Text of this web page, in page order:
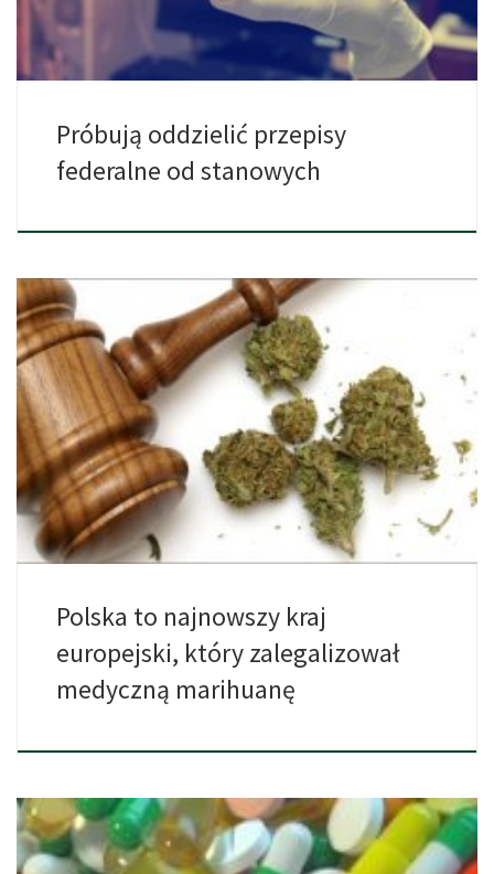
Próbują oddzielić przepisy
federalne od stanowych
Parlament Polski (440 głosów na tak, 2 głosy na nie) […]
Polska to najnowszy kraj
europejski, który zalegalizował
medyczną marihuanę